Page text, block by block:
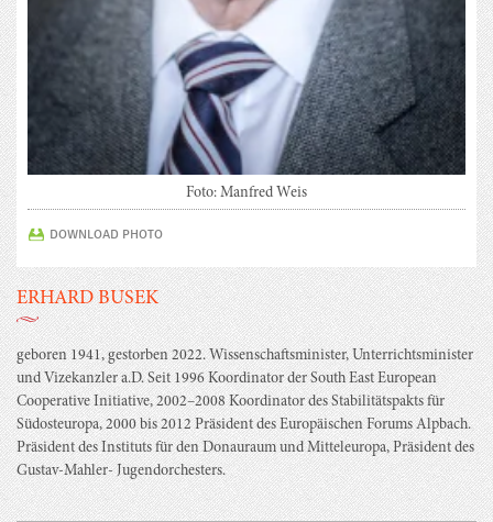
Foto: Manfred Weis
DOWNLOAD PHOTO
ERHARD BUSEK
geboren 1941, gestorben 2022. Wissenschaftsminister, Unterrichtsminister
und Vizekanzler a.D. Seit 1996 Koordinator der South East European
Cooperative Initiative, 2002–2008 Koordinator des Stabilitätspakts für
Südosteuropa, 2000 bis 2012 Präsident des Europäischen Forums Alpbach.
Präsident des Instituts für den Donauraum und Mitteleuropa, Präsident des
Gustav-Mahler- Jugendorchesters.